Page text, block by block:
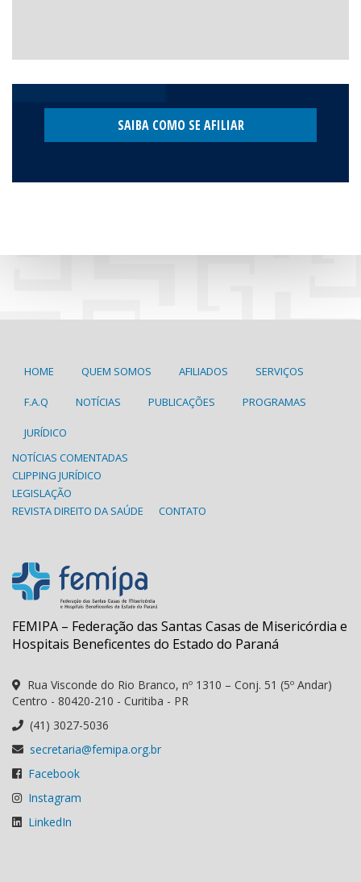
SAIBA COMO SE AFILIAR
HOME QUEM SOMOS AFILIADOS SERVIÇOS
F.A.Q NOTÍCIAS PUBLICAÇÕES PROGRAMAS
JURÍDICO
NOTÍCIAS COMENTADAS
CLIPPING JURÍDICO
LEGISLAÇÃO
REVISTA DIREITO DA SAÚDE
CONTATO
FEMIPA – Federação das Santas Casas de Misericórdia e
Hospitais Beneficentes do Estado do Paraná
Rua Visconde do Rio Branco, nº 1310 – Conj. 51 (5º Andar)
Centro - 80420-210 - Curitiba - PR
(41) 3027-5036
secretaria@femipa.org.br
Facebook
Instagram
LinkedIn